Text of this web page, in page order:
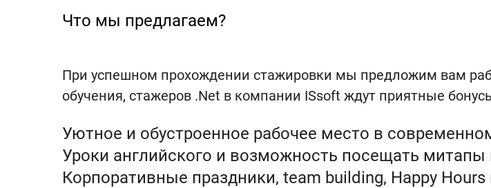
Что мы предлагаем?
При успешном прохождении стажировки мы предложим вам
обучения, стажеров .Net в компании ISsoft ждут приятные
Уютное и обустроенное рабочее место в
Уроки английского и возможность посещать митапы
Корпоративные праздники, team building, Happy